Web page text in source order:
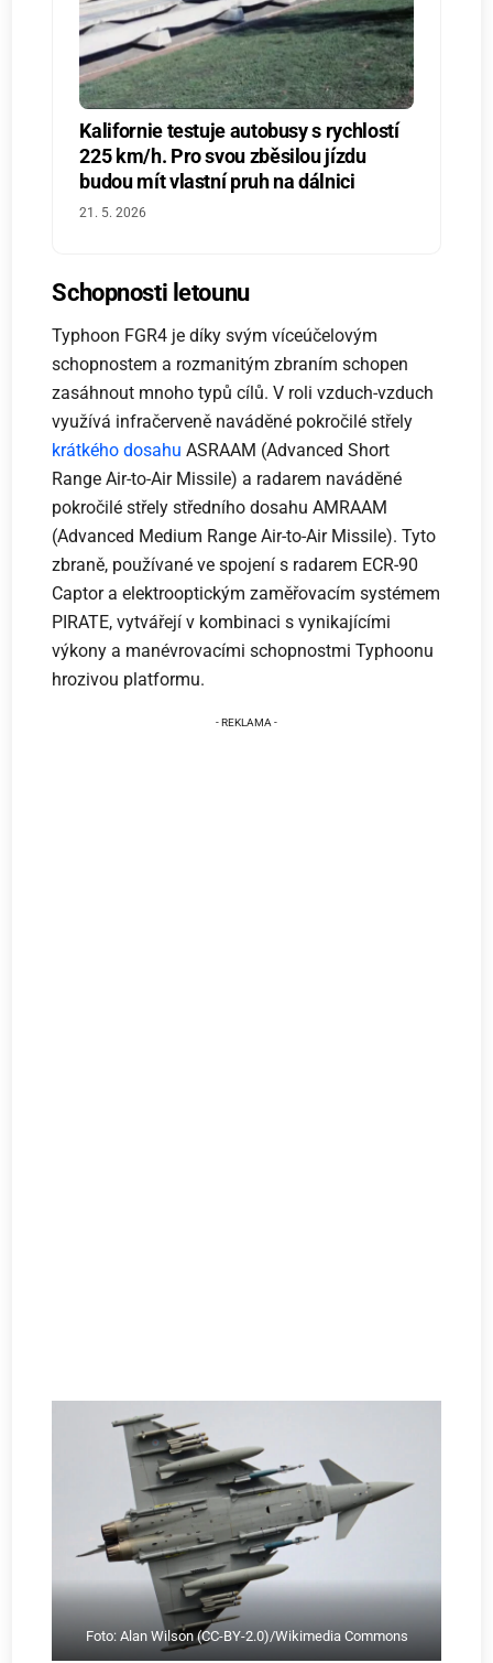
Kalifornie testuje autobusy s rychlostí
225 km/h. Pro svou zběsilou jízdu
budou mít vlastní pruh na dálnici
21. 5. 2026
Schopnosti letounu
Typhoon FGR4 je díky svým víceúčelovým
schopnostem a rozmanitým zbraním schopen
zasáhnout mnoho typů cílů. V roli vzduch-vzduch
využívá infračerveně naváděné pokročilé střely
krátkého dosahu ASRAAM (Advanced Short
Range Air-to-Air Missile) a radarem naváděné
pokročilé střely středního dosahu AMRAAM
(Advanced Medium Range Air-to-Air Missile). Tyto
zbraně, používané ve spojení s radarem ECR-90
Captor a elektrooptickým zaměřovacím systémem
PIRATE, vytvářejí v kombinaci s vynikajícími
výkony a manévrovacími schopnostmi Typhoonu
hrozivou platformu.
Foto: Alan Wilson (CC-BY-2.0)/Wikimedia Commons